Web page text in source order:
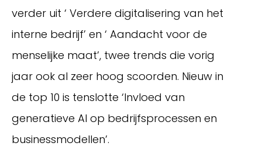
Inloggen
verder uit ‘ Verdere digitalisering van het
interne bedrijf’ en ‘ Aandacht voor de
menselijke maat’, twee trends die vorig
jaar ook al zeer hoog scoorden. Nieuw in
de top 10 is tenslotte ‘Invloed van
generatieve AI op bedrijfsprocessen en
businessmodellen’.